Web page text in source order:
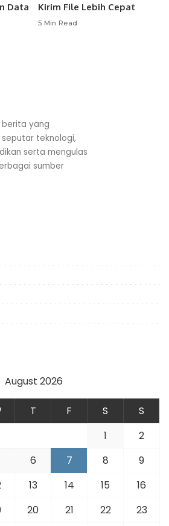
Data
Kirim File Lebih Cepat
5 Min Read
berita yang
teknologi,
serta mengulas
sumber
August 2026
T F S
S
1
2
6 7 8
9
13 14 15
16
20 21 22
23